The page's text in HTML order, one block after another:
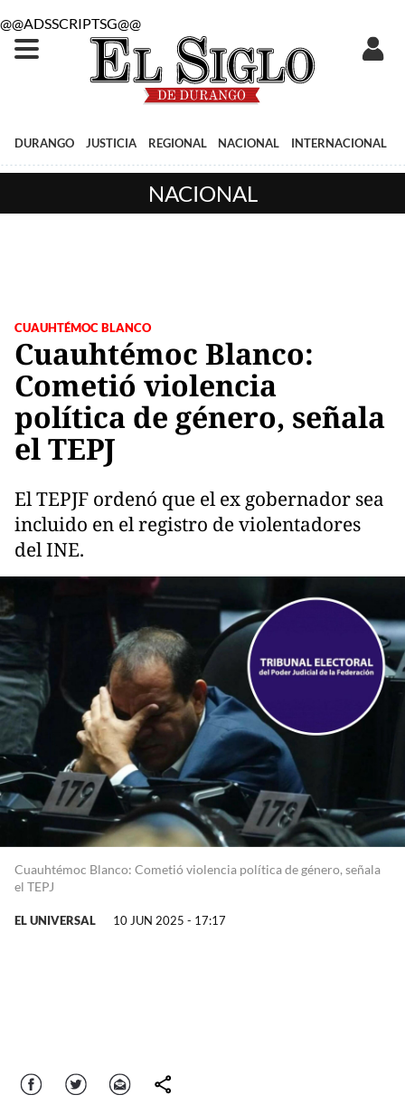
@@ADSSCRIPTSG@@
DURANGO JUSTICIA REGIONAL NACIONAL INTERNACIONAL
NACIONAL
CUAUHTÉMOC BLANCO
Cuauhtémoc Blanco:
Cometió violencia
política de género, señala
el TEPJ
El TEPJF ordenó que el ex gobernador sea
incluido en el registro de violentadores
del INE.
Cuauhtémoc Blanco: Cometió violencia política de género, señala
el TEPJ
EL UNIVERSAL 10 JUN 2025 - 17:17
Facebook Twitter Correo comparte